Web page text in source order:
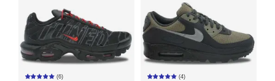
(6) (4)